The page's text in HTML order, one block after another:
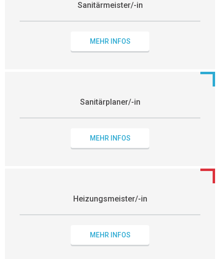
Sanitärmeister/-in
MEHR INFOS
Sanitärplaner/-in
MEHR INFOS
Heizungsmeister/-in
MEHR INFOS